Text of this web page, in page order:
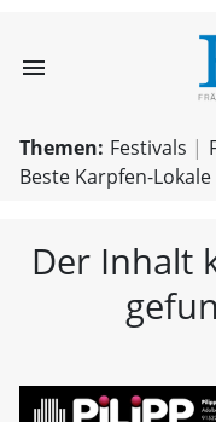
menu
Themen: Festivals
Beste Karpfen-Lokale
Der Inhalt